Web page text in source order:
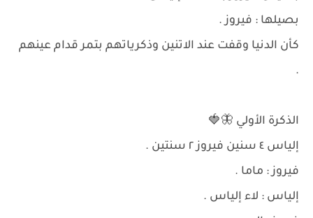
بصيلها : فيروز .
كأن الدنيا وقفت عند الاتنين وذكرياتهم بتمر قدام عينهم
.
الذكرة الأولي 🦋🍓
إلياس ٤ سنين فيروز ٢ سنتين .
فيروز : ماما .
إلياس : لاء إلياس .